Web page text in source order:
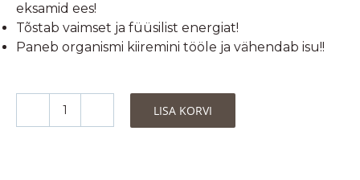
eksamid ees!
Tõstab vaimset ja füüsilist energiat!
Paneb organismi kiiremini tööle ja vähendab isu!!
Yerba
LISA KORVI